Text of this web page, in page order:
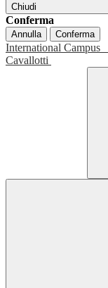
Chiudi
Conferma
Annulla Conferma
International Campus
Cavallotti